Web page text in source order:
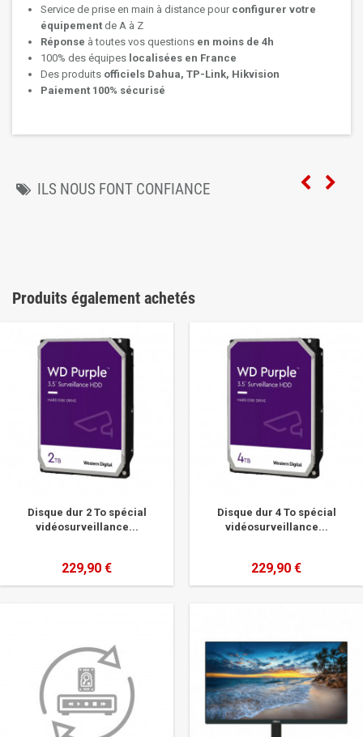
Service de prise en main à distance pour configurer votre
équipement de A à Z
Réponse à toutes vos questions en moins de 4h
100% des équipes localisées en France
Des produits officiels Dahua, TP-Link, Hikvision
Paiement 100% sécurisé
ILS NOUS FONT CONFIANCE
Produits également achetés
Disque dur 2 To spécial
vidéosurveillance...
229,90 €
Disque dur 4 To spécial
vidéosurveillance...
229,90 €